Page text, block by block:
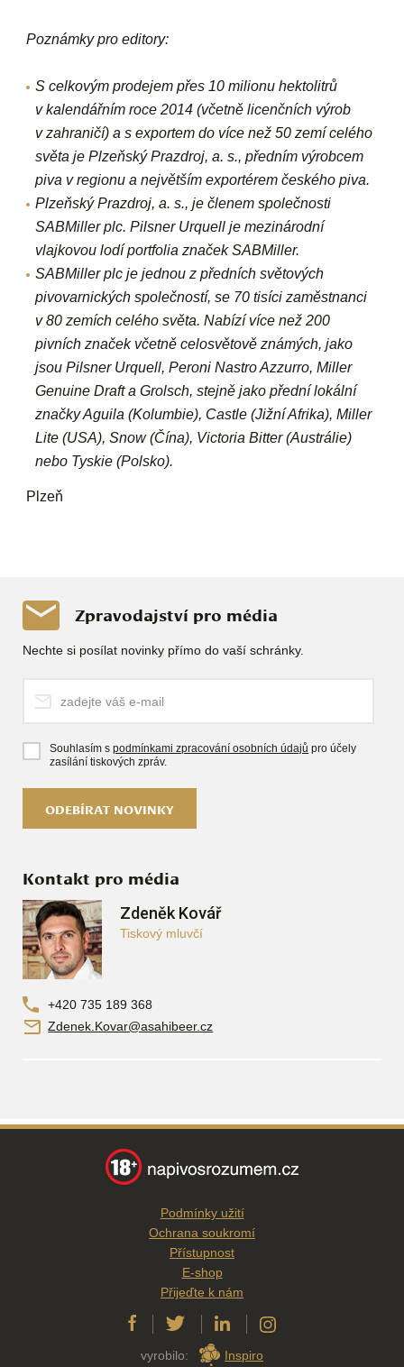
Poznámky pro editory:
S celkovým prodejem přes 10 milionu hektolitrů
v kalendářním roce 2014 (včetně licenčních výrob
v zahraničí) a s exportem do více než 50 zemí celého
světa je Plzeňský Prazdroj, a. s., předním výrobcem
piva v regionu a největším exportérem českého piva.
Plzeňský Prazdroj, a. s., je členem společnosti
SABMiller plc. Pilsner Urquell je mezinárodní
vlajkovou lodí portfolia značek SABMiller.
SABMiller plc je jednou z předních světových
pivovarnických společností, se 70 tisíci zaměstnanci
v 80 zemích celého světa. Nabízí více než 200
pivních značek včetně celosvětově známých, jako
jsou Pilsner Urquell, Peroni Nastro Azzurro, Miller
Genuine Draft a Grolsch, stejně jako přední lokální
značky Aguila (Kolumbie), Castle (Jižní Afrika), Miller
Lite (USA), Snow (Čína), Victoria Bitter (Austrálie)
nebo Tyskie (Polsko).
Plzeň
Zpravodajství pro média
Nechte si posílat novinky přímo do vaší schránky.
Souhlasím spodmínkami zpracování osobních údajů pro účely
zasílání tiskových zpráv.
ODEBÍRAT NOVINKY
Kontakt pro média
Zdeněk Kovář
Tiskový mluvčí
+420 735 189 368
Zdenek.Kovar@asahibeer.cz
Podmínky užití
Ochrana soukromí
Přístupnost
E-shop
Přijeďte k nám
vyrobilo: Inspiro